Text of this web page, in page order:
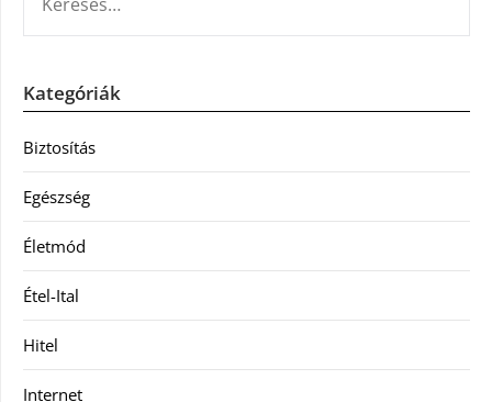
Kategóriák
Biztosítás
Egészség
Életmód
Étel-Ital
Hitel
Internet